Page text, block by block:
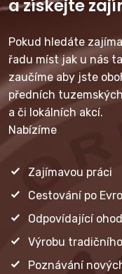
a získejte
Pokud hledáte
řadu míst jak u nás
zaučíme aby jste
předních
a či lokálních akcí.
Nabízíme
Zajímavou práci
Cestování po
Odpovídající
Výrobu
Poznávání